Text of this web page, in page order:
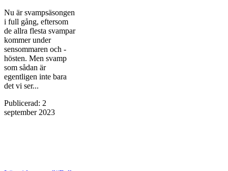
Nu är svampsäsongen
i full gång, efter­som
de allra ­flesta svampar
kommer under
sensommaren och ­
hösten. Men svamp
som sådan är
egentligen inte bara
det vi ser...
Publicerad: 2
september 2023